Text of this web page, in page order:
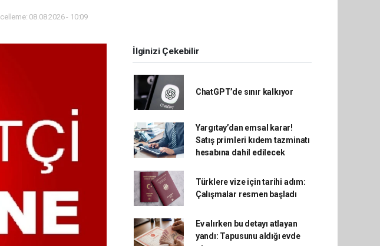
08.08.2026 - 10:09
İlginizi Çekebilir
ChatGPT’de sınır kalkıyor
Yargıtay’dan emsal karar!
Satış primleri kıdem tazminatı
hesabına dahil edilecek
Türklere vize için tarihi adım:
Çalışmalar resmen başladı
Ev alırken bu detayı atlayan
yandı: Tapusunu aldığı evde